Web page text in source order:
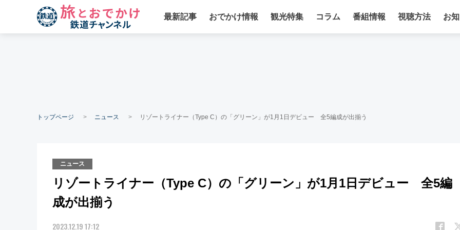
最新記事 おでかけ情報 観光特集 コラム 番組情報 視聴方法 お
トップページ ニュース リゾートライナー（Type C）の「グリーン」が1月1日デビュー 全5編成が出揃う
ニュース
リゾートライナー（Type C）の「グリーン」が1月1日デビュー 全5編
成が出揃う
2023.12.19 17:12